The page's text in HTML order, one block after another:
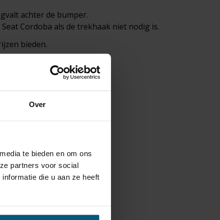
Over
te bieden en om ons
partners voor social
die u aan ze heeft
achter de bumper.
Cordoba als de trekhaak niet nodig is.
bieden.
je fietsendrager